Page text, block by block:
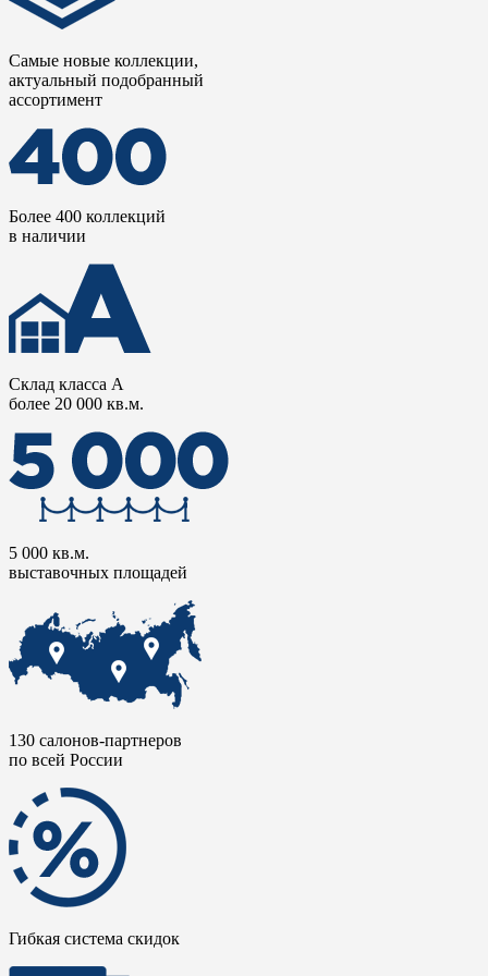
Самые новые коллекции,
актуальный подобранный
ассортимент
Более 400 коллекций
в наличии
Склад класса А
более 20 000 кв.м.
5 000 кв.м.
выставочных площадей
130 салонов-партнеров
по всей России
Гибкая система скидок